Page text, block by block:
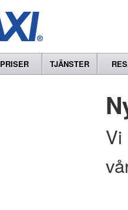
PRISER TJÄNSTER
Vi